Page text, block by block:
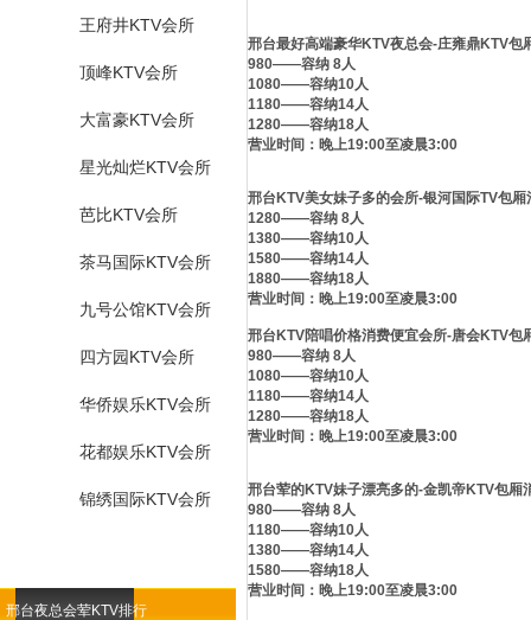
邢台最好高端豪华KTV夜总会-庄雍鼎KTV包
980——容纳 8人
1080——容纳10人
1180——容纳14人
1280——容纳18人
营业时间：晚上19:00至凌晨3:00
邢台KTV美女妹子多的会所-银河国际TV包厢
1280——容纳 8人
1380——容纳10人
1580——容纳14人
1880——容纳18人
营业时间：晚上19:00至凌晨3:00
邢台KTV陪唱价格消费便宜会所-唐会KTV包
980——容纳 8人
1080——容纳10人
1180——容纳14人
1280——容纳18人
营业时间：晚上19:00至凌晨3:00
邢台荤的KTV妹子漂亮多的-金凯帝KTV包厢
980——容纳 8人
1180——容纳10人
1380——容纳14人
1580——容纳18人
营业时间：晚上19:00至凌晨3:00
王府井KTV会所
顶峰KTV会所
大富豪KTV会所
星光灿烂KTV会所
芭比KTV会所
茶马国际KTV会所
九号公馆KTV会所
四方园KTV会所
华侨娱乐KTV会所
花都娱乐KTV会所
锦绣国际KTV会所
邢台夜总会荤KTV排行